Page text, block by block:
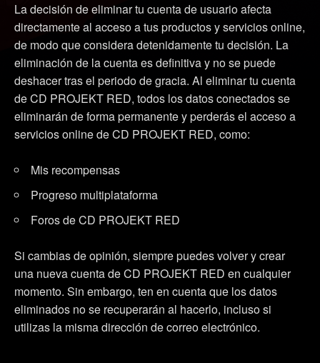
La decisión de eliminar tu cuenta de usuario afecta
directamente al acceso a tus productos y servicios online,
de modo que considera detenidamente tu decisión. La
eliminación de la cuenta es definitiva y no se puede
deshacer tras el periodo de gracia. Al eliminar tu cuenta
de CD PROJEKT RED, todos los datos conectados se
eliminarán de forma permanente y perderás el acceso a
servicios online de CD PROJEKT RED, como:
Mis recompensas
Progreso multiplataforma
Foros de CD PROJEKT RED
Si cambias de opinión, siempre puedes volver y crear
una nueva cuenta de CD PROJEKT RED en cualquier
momento. Sin embargo, ten en cuenta que los datos
eliminados no se recuperarán al hacerlo, incluso si
utilizas la misma dirección de correo electrónico.